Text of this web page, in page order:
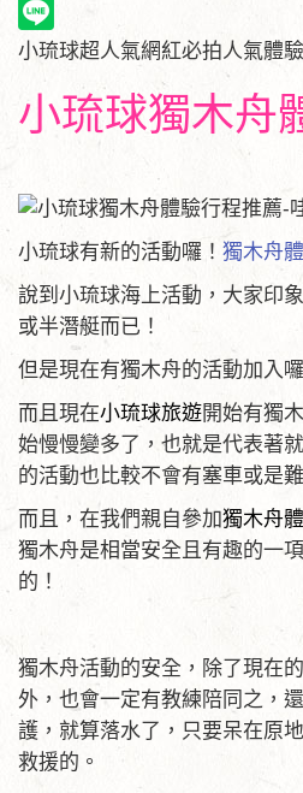
小琉球超人氣網紅必拍人氣體
小琉球獨木舟
小琉球有新的活動囉！ 獨木舟
說到小琉球海上活動，大家印
或半潛艇而已！
但是現在有獨木舟的活動加入
而且現在小琉球旅遊開始有獨
始慢慢變多了，也就是代表著
的活動也比較不會有塞車或是
而且，在我們親自參加獨木舟
獨木舟是相當安全且有趣的一
的！
獨木舟活動的安全，除了現在
外，也會一定有教練陪同之，
護，就算落水了，只要呆在原
救援的。